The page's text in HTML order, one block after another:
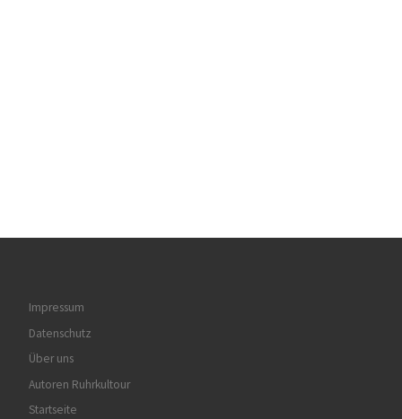
Impressum
Datenschutz
Über uns
Autoren Ruhrkultour
Startseite